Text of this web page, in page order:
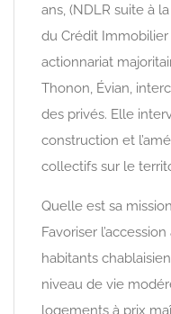
ans, (NDLR suite à
du Crédit Immobilier
actionnariat
Thonon, Évian,
des privés. Elle
construction et
collectifs sur le
Quelle est sa
Favoriser
habitants
niveau de vie
logements à prix